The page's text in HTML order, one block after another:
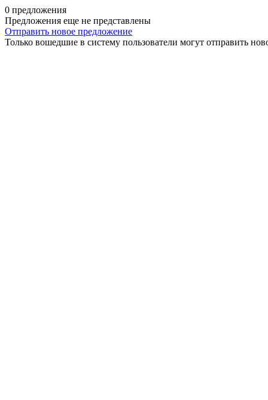
0 предложения
Предложения еще не представлены
Отправить новое предложение
Только вошедшие в систему пользователи могут отправить